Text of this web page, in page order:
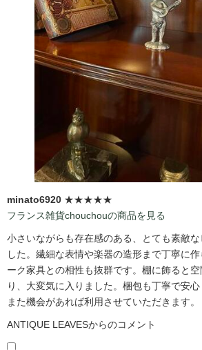
minato6920 ★★★★★
フランス雑貨chouchouの商品を見る
小さいながらも存在感のある、とても素敵
した。繊細な表情や楽器の造形まで丁寧に
ーク家具との相性も抜群です。棚に飾ると
り、大変気に入りました。梱包も丁寧で安心
また機会があれば利用させていただきます。
ANTIQUE LEAVESからのコメント